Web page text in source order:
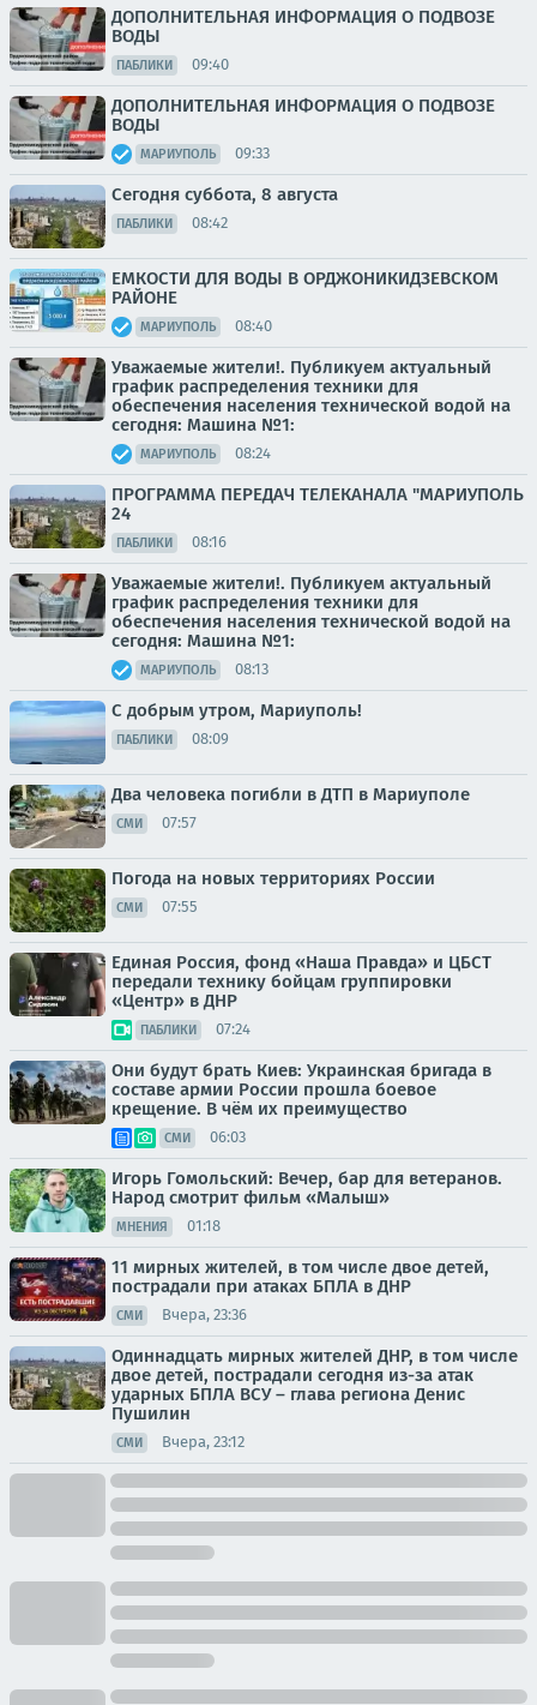
ДОПОЛНИТЕЛЬНАЯ ИНФОРМАЦИЯ О ПОДВОЗЕ
ВОДЫ
ПАБЛИКИ 09:40
ДОПОЛНИТЕЛЬНАЯ ИНФОРМАЦИЯ О ПОДВОЗЕ
ВОДЫ
МАРИУПОЛЬ 09:33
Сегодня суббота, 8 августа
ПАБЛИКИ 08:42
ЕМКОСТИ ДЛЯ ВОДЫ В ОРДЖОНИКИДЗЕВСКОМ
РАЙОНЕ
МАРИУПОЛЬ 08:40
Уважаемые жители!. Публикуем актуальный
график распределения техники для
обеспечения населения технической водой на
сегодня: Машина №1:
МАРИУПОЛЬ 08:24
ПРОГРАММА ПЕРЕДАЧ ТЕЛЕКАНАЛА "МАРИУПОЛЬ
24
ПАБЛИКИ 08:16
Уважаемые жители!. Публикуем актуальный
график распределения техники для
обеспечения населения технической водой на
сегодня: Машина №1:
МАРИУПОЛЬ 08:13
С добрым утром, Мариуполь!
ПАБЛИКИ 08:09
Два человека погибли в ДТП в Мариуполе
СМИ 07:57
Погода на новых территориях России
СМИ 07:55
Единая Россия, фонд «Наша Правда» и ЦБСТ
передали технику бойцам группировки
«Центр» в ДНР
ПАБЛИКИ 07:24
Они будут брать Киев: Украинская бригада в
составе армии России прошла боевое
крещение. В чём их преимущество
СМИ 06:03
Игорь Гомольский: Вечер, бар для ветеранов.
Народ смотрит фильм «Малыш»
МНЕНИЯ 01:18
11 мирных жителей, в том числе двое детей,
пострадали при атаках БПЛА в ДНР
СМИ Вчера, 23:36
Одиннадцать мирных жителей ДНР, в том числе
двое детей, пострадали сегодня из-за атак
ударных БПЛА ВСУ – глава региона Денис
Пушилин
СМИ Вчера, 23:12